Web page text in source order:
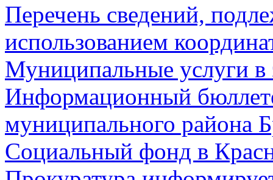
Перечень сведений,
использованием
Муниципальные услуги в
Информационный
муниципального района
Социальный фонд в